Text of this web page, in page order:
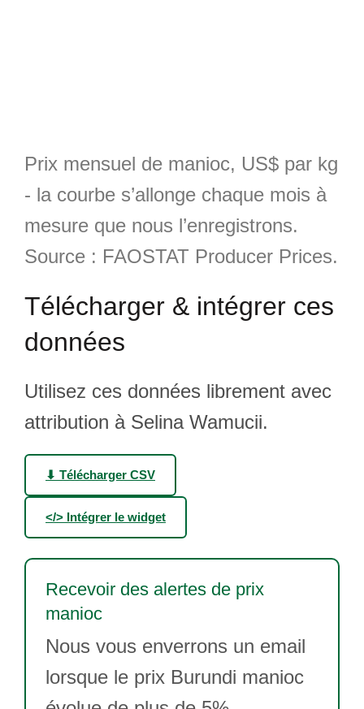
Prix mensuel de manioc, US$ par kg
- la courbe s’allonge chaque mois à
mesure que nous l’enregistrons.
Source : FAOSTAT Producer Prices.
Télécharger & intégrer ces
données
Utilisez ces données librement avec
attribution à Selina Wamucii.
⬇ Télécharger CSV
</> Intégrer le widget
Recevoir des alertes de prix
manioc
Nous vous enverrons un email
lorsque le prix Burundi manioc